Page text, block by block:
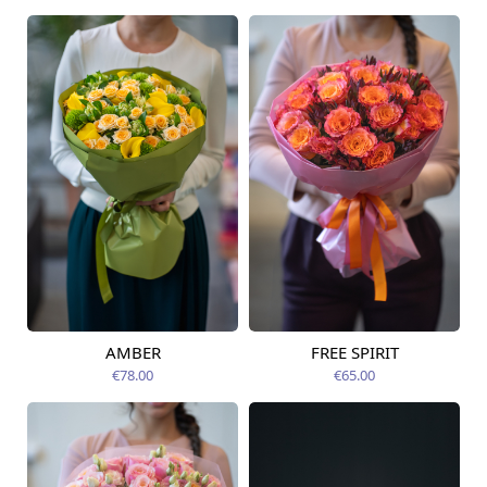
Pieejama no
AMBER
€78.00
Pieejams šodien
FREE SPIRIT
€65.00